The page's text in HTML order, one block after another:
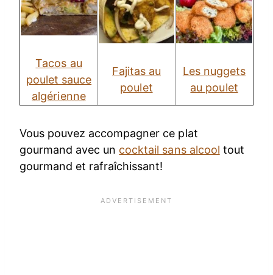
Tacos au
poulet sauce
algérienne
Fajitas au
poulet
Les nuggets
au poulet
Vous pouvez accompagner ce plat
gourmand avec un cocktail sans alcool tout
gourmand et rafraîchissant!